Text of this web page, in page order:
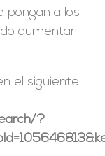
pongan a los
aumentar
el siguiente
?